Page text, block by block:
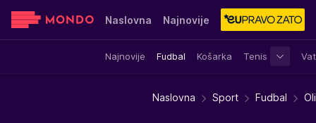
Naslovna Najnovije
Najnovije Fudbal Košarka Tenis
Sensa Stvar ukusa Yumama
Naslovna Sport Fudbal